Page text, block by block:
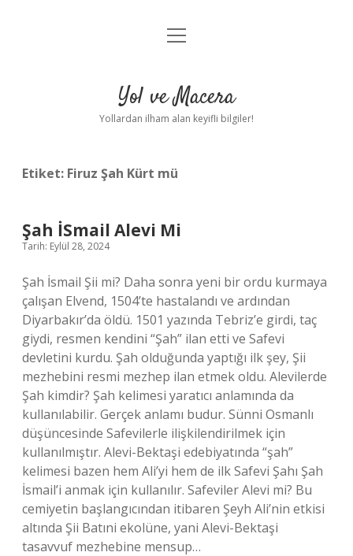
Anasayfa
Yasal Uyarı
menüyü
Yol ve Macera
Yollardan ilham alan keyifli bilgiler!
Etiket: Firuz Şah Kürt mü
Şah İSmail Alevi Mi
Tarih: Eylül 28, 2024
Şah İsmail Şii mi? Daha sonra yeni bir ordu kurmaya
çalışan Elvend, 1504’te hastalandı ve ardından
Diyarbakır’da öldü. 1501 yazında Tebriz’e girdi, taç
giydi, resmen kendini “Şah” ilan etti ve Safevi
devletini kurdu. Şah olduğunda yaptığı ilk şey, Şii
mezhebini resmi mezhep ilan etmek oldu. Alevilerde
Şah kimdir? Şah kelimesi yaratıcı anlamında da
kullanılabilir. Gerçek anlamı budur. Sünni Osmanlı
düşüncesinde Safevilerle ilişkilendirilmek için
kullanılmıştır. Alevi-Bektaşi edebiyatında “şah”
kelimesi bazen hem Ali’yi hem de ilk Safevi Şahı Şah
İsmail’i anmak için kullanılır. Safeviler Alevi mi? Bu
cemiyetin başlangıcından itibaren Şeyh Ali’nin etkisi
altında Şii Batıni ekolüne, yani Alevi-Bektaşi
tasavvuf mezhebine mensup…